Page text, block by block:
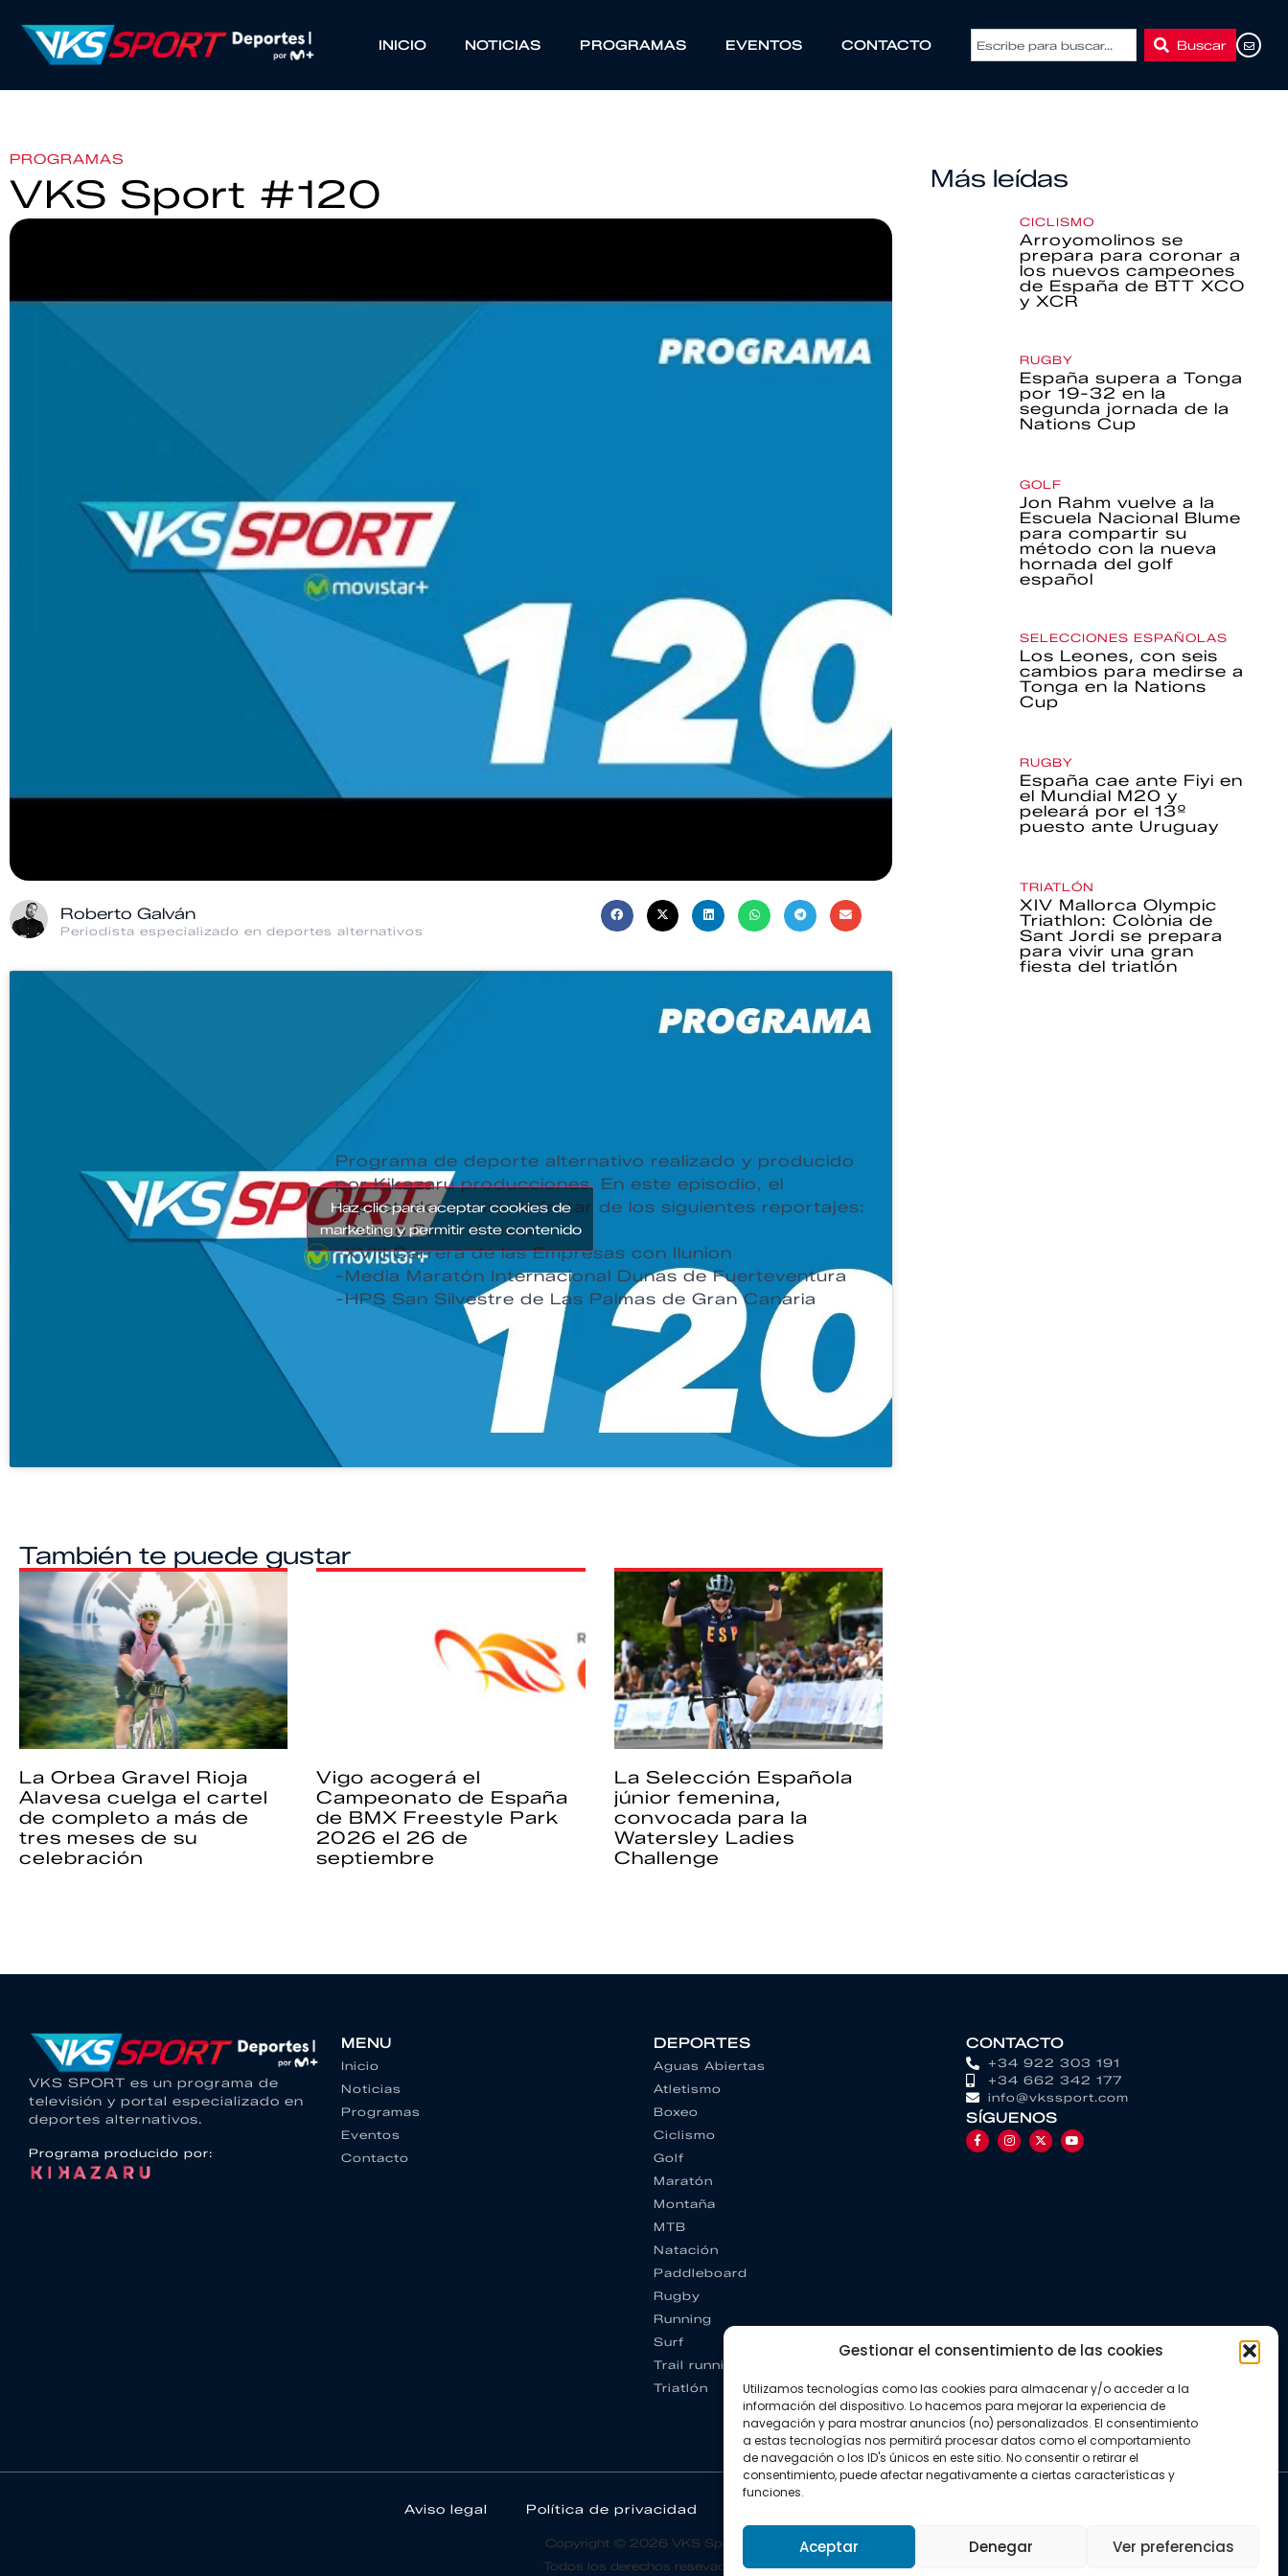
Gestionar el consentimiento de las cookies
Utilizamos tecnologías como las cookies para almacenar y/o acceder a la
información del dispositivo. Lo hacemos para mejorar la experiencia de
navegación y para mostrar anuncios (no) personalizados. El consentimiento
a estas tecnologías nos permitirá procesar datos como el comportamiento
de navegación o los ID's únicos en este sitio. No consentir o retirar el
consentimiento, puede afectar negativamente a ciertas características y
funciones.
Aceptar Denegar Ver preferencias
INICIO NOTICIAS PROGRAMAS EVENTOS CONTACTO Buscar
PROGRAMAS
VKS Sport #120
Roberto Galván
Periodista especializado en deportes alternativos
Programa de deporte alternativo realizado y producido
por Kikazaru producciones. En este episodio, el
espectador podrá disfrutar de los siguientes reportajes:
-Pongo Race Huesca
-XVIII Carrera de las Empresas con Ilunion
-Media Maratón Internacional Dunas de Fuerteventura
-HPS San Silvestre de Las Palmas de Gran Canaria
Haz clic para aceptar cookies de
marketing y permitir este contenido
También te puede gustar
La Orbea Gravel Rioja
Alavesa cuelga el cartel
de completo a más de
tres meses de su
celebración
Vigo acogerá el
Campeonato de España
de BMX Freestyle Park
2026 el 26 de
septiembre
La Selección Española
júnior femenina,
convocada para la
Watersley Ladies
Challenge
Más leídas
CICLISMO
Arroyomolinos se
prepara para coronar a
los nuevos campeones
de España de BTT XCO
y XCR
RUGBY
España supera a Tonga
por 19-32 en la
segunda jornada de la
Nations Cup
GOLF
Jon Rahm vuelve a la
Escuela Nacional Blume
para compartir su
método con la nueva
hornada del golf
español
SELECCIONES ESPAÑOLAS
Los Leones, con seis
cambios para medirse a
Tonga en la Nations
Cup
RUGBY
España cae ante Fiyi en
el Mundial M20 y
peleará por el 13º
puesto ante Uruguay
TRIATLÓN
XIV Mallorca Olympic
Triathlon: Colònia de
Sant Jordi se prepara
para vivir una gran
fiesta del triatlón
VKS SPORT es un programa de
televisión y portal especializado en
deportes alternativos.
Programa producido por:
MENU
Inicio
Noticias
Programas
Eventos
Contacto
DEPORTES
Aguas Abiertas
Atletismo
Boxeo
Ciclismo
Golf
Maratón
Montaña
MTB
Natación
Paddleboard
Rugby
Running
Surf
Trail running
Triatlón
CONTACTO
+34 922 303 191
+34 662 342 177
info@vkssport.com
SÍGUENOS
Aviso legal Política de privacidad
Copyright © 2026 VKS Sport.
Todos los derechos resevados.